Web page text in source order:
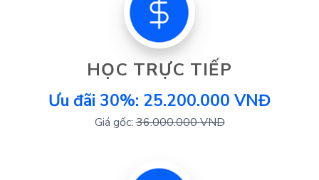
HỌC TRỰC TIẾP
Ưu đãi 30%: 25.200.000 VNĐ
Giá gốc:36.000.000 VND